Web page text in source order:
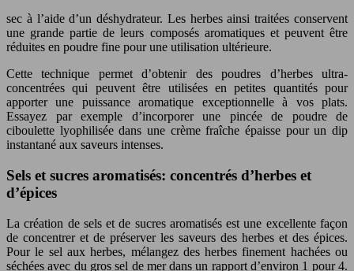
sec à l’aide d’un déshydrateur. Les herbes ainsi traitées conservent
une grande partie de leurs composés aromatiques et peuvent être
réduites en poudre fine pour une utilisation ultérieure.
Cette technique permet d’obtenir des poudres d’herbes ultra-
concentrées qui peuvent être utilisées en petites quantités pour
apporter une puissance aromatique exceptionnelle à vos plats.
Essayez par exemple d’incorporer une pincée de poudre de
ciboulette lyophilisée dans une crème fraîche épaisse pour un dip
instantané aux saveurs intenses.
Sels et sucres aromatisés: concentrés d’herbes et
d’épices
La création de sels et de sucres aromatisés est une excellente façon
de concentrer et de préserver les saveurs des herbes et des épices.
Pour le sel aux herbes, mélangez des herbes finement hachées ou
séchées avec du gros sel de mer dans un rapport d’environ 1 pour 4.